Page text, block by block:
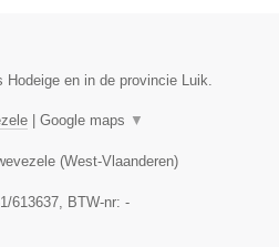
en in de provincie Luik.
| Google maps ▼
(West-Vlaanderen)
613637 , BTW-nr: -